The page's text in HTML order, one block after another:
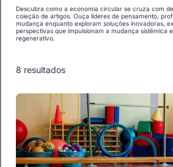
Descubra como a economia circular se cruza com
coleção de artigos. Ouça líderes de pensamento,
mudança enquanto exploram soluções inovadoras,
perspectivas que impulsionam a mudança sistêmica
regenerativo.
8 resultados